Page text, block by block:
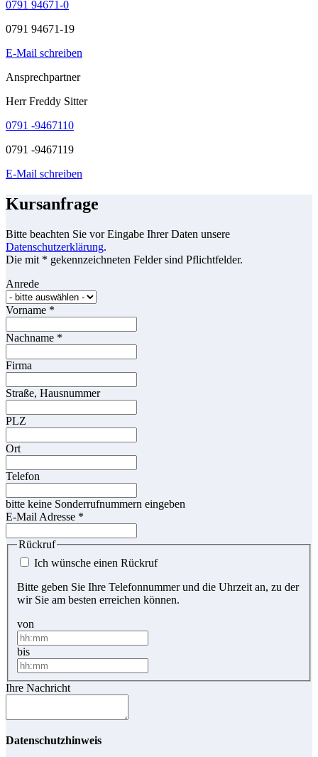
0791 94671-0
0791 94671-19
E-Mail schreiben
Ansprechpartner
Herr Freddy Sitter
0791 -9467110
0791 -9467119
E-Mail schreiben
Kursanfrage
Bitte beachten Sie vor Eingabe Ihrer Daten unsere
Datenschutzerklärung.
Die mit * gekennzeichneten Felder sind Pflichtfelder.
Anrede
Vorname *
Nachname *
Firma
Straße, Hausnummer
PLZ
Ort
Telefon
bitte keine Sonderrufnummern eingeben
E-Mail Adresse *
Rückruf
Ich wünsche einen Rückruf
Bitte geben Sie Ihre Telefonnummer und die Uhrzeit an, zu der
wir Sie am besten erreichen können.
von
bis
Ihre Nachricht
Datenschutzhinweis